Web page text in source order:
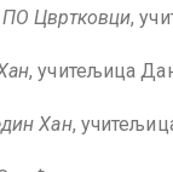
ПО Цвртковци,
, учитељица
Хан,